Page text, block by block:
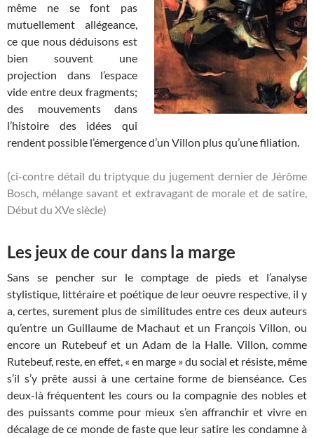
même ne se font pas
mutuellement allégeance,
ce que nous déduisons est
bien souvent une
projection dans l’espace
vide entre deux fragments;
des mouvements dans
l’histoire des idées qui
rendent possible l’émergence d’un Villon plus qu’une filiation.
(ci-contre détail du triptyque du jugement dernier de Jérôme
Bosch, mélange savant et extravagant de morale et de satire,
Début du XVe siècle)
Les jeux de cour dans la marge
Sans se pencher sur le comptage de pieds et l’analyse
stylistique, littéraire et poétique de leur oeuvre respective, il y
a, certes, surement plus de similitudes entre ces deux auteurs
qu’entre un Guillaume de Machaut et un François Villon, ou
encore un Rutebeuf et un Adam de la Halle. Villon, comme
Rutebeuf, reste, en effet, « en marge » du social et résiste, même
s’il s’y prête aussi à une certaine forme de bienséance. Ces
deux-là fréquentent les cours ou la compagnie des nobles et
des puissants comme pour mieux s’en affranchir et vivre en
décalage de ce monde de faste que leur satire les condamne à